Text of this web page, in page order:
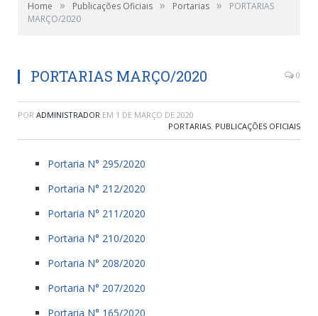
Home » Publicações Oficiais » Portarias »
PORTARIAS
MARÇO/2020
PORTARIAS MARÇO/2020 0
POR ADMINISTRADOR EM 1 DE MARÇO DE 2020
PORTARIAS, PUBLICAÇÕES OFICIAIS
Portaria N° 295/2020
Portaria N° 212/2020
Portaria N° 211/2020
Portaria N° 210/2020
Portaria N° 208/2020
Portaria N° 207/2020
Portaria N° 165/2020